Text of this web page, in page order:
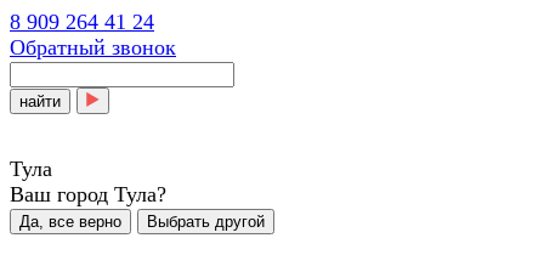
8 909 264 41 24
Обратный звонок
найти
Тула
Ваш город Тула?
Да, все верно Выбрать другой